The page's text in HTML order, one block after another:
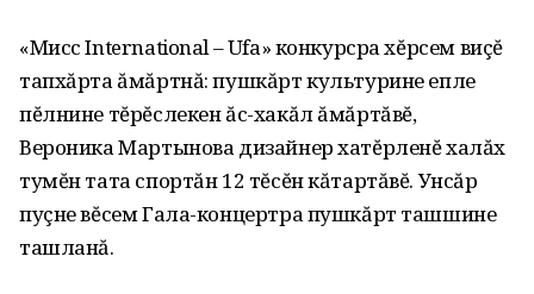
«Мисс International – Ufa» конкурсра хĕрсем виçĕ
тапхăрта ăмăртнă: пушкăрт культурине епле
пĕлнине тĕрĕслекен ăс-хакăл ăмăртăвĕ‚
Вероника Мартынова дизайнер хатĕрленĕ халăх
тумĕн тата спортăн 12 тĕсĕн кăтартăвĕ. Унсăр
пуçне вĕсем Гала-концертра пушкăрт ташшине
ташланă.